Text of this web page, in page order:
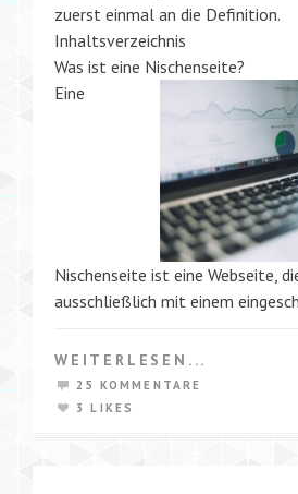
zuerst einmal an die Definition.
Inhaltsverzeichnis
Was ist eine Nischenseite?
Eine
Nischenseite ist eine Webseite,
ausschließlich mit einem
WEITERLESEN...
25 KOMMENTARE
3 LIKES